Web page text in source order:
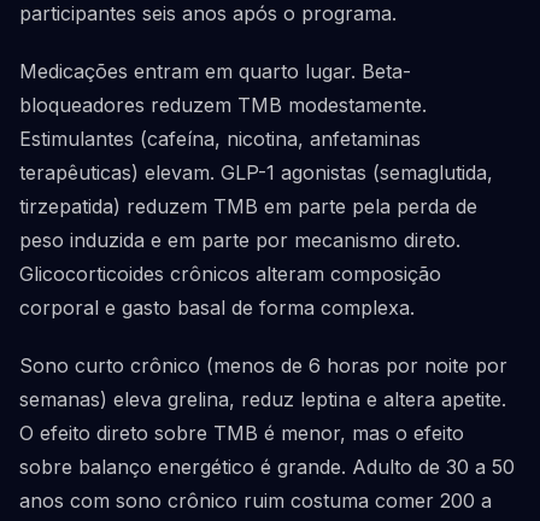
participantes seis anos após o programa.
Medicações entram em quarto lugar. Beta-
bloqueadores reduzem TMB modestamente.
Estimulantes (cafeína, nicotina, anfetaminas
terapêuticas) elevam. GLP-1 agonistas (semaglutida,
tirzepatida) reduzem TMB em parte pela perda de
peso induzida e em parte por mecanismo direto.
Glicocorticoides crônicos alteram composição
corporal e gasto basal de forma complexa.
Sono curto crônico (menos de 6 horas por noite por
semanas) eleva grelina, reduz leptina e altera apetite.
O efeito direto sobre TMB é menor, mas o efeito
sobre balanço energético é grande. Adulto de 30 a 50
anos com sono crônico ruim costuma comer 200 a